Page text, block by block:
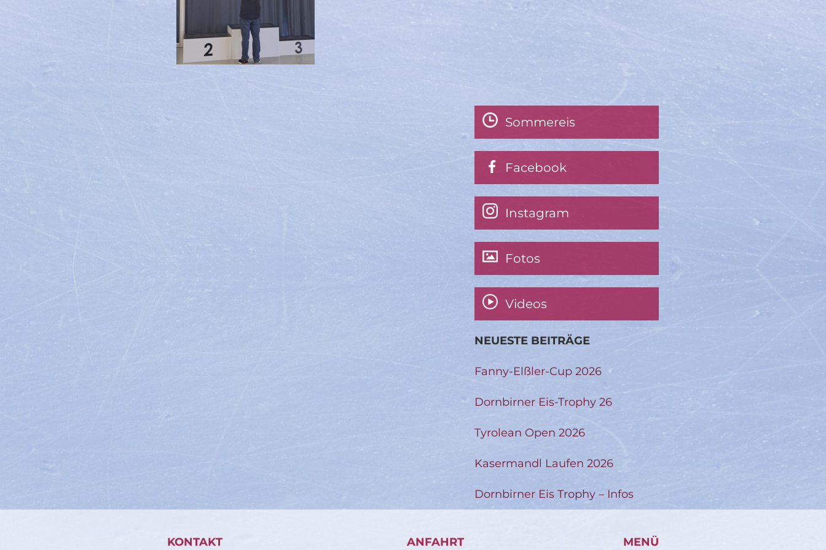
Sommereis
Facebook
Instagram
Fotos
Videos
NEUESTE BEITRÄGE
Fanny-Elßler-Cup 2026
Dornbirner Eis-Trophy 26
Tyrolean Open 2026
Kasermandl Laufen 2026
Dornbirner Eis Trophy – Infos
KONTAKT ANFAHRT MENÜ